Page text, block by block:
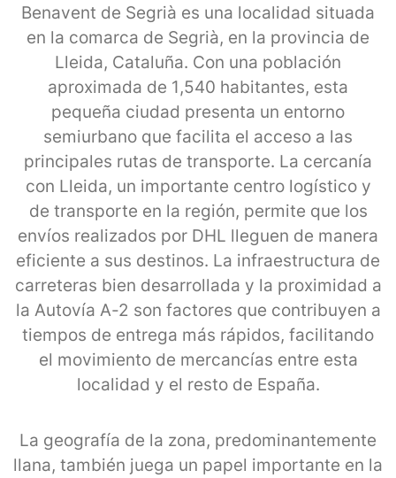
Benavent de Segrià es una localidad situada
en la comarca de Segrià, en la provincia de
Lleida, Cataluña. Con una población
aproximada de 1,540 habitantes, esta
pequeña ciudad presenta un entorno
semiurbano que facilita el acceso a las
principales rutas de transporte. La cercanía
con Lleida, un importante centro logístico y
de transporte en la región, permite que los
envíos realizados por DHL lleguen de manera
eficiente a sus destinos. La infraestructura de
carreteras bien desarrollada y la proximidad a
la Autovía A-2 son factores que contribuyen a
tiempos de entrega más rápidos, facilitando
el movimiento de mercancías entre esta
localidad y el resto de España.
La geografía de la zona, predominantemente
llana, también juega un papel importante en la